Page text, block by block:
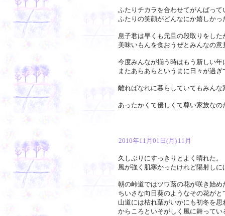
ふたりチカラを合わせてがんばって
ふたりの笑顔がどんなにか嬉しかっ
息子君は早くも元旦の段取りをした
美味いもんを食おうぜとみんなの意
今度みんなが揃う時はもう新しい年
またあらあらというまに日々が過
離ればなれに暮らしていてもみんな
あったかくて優しくて尊い家族なの
2010年11月01日(月) 11月
久しぶりにすっきりとよく晴れた。
風が強く肌寒かったけれど陽射しに
朝の峠道ではツワ蕗の花が咲き始め
ちいさな向日葵のようなその花がと
山道には枯れ葉がいかにも初冬を思
からころといそがしく風に舞ってい